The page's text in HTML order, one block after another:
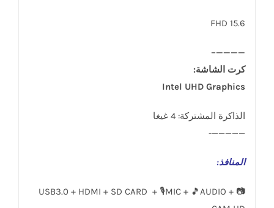
15.6 FHD
————–
كرت الشاشة:
Intel UHD Graphics
الذاكرة المشتركة: 4 غيغا
—————-
المنافذ:
USB3.0 + HDMI + SD CARD + 🎙️MIC + 🎵AUDIO + 📷